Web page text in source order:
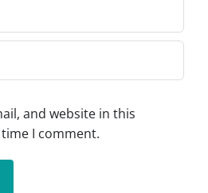
and website in this
I comment.